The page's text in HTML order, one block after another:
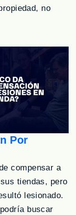
no
Por
compensar a
tiendas, pero
lesionado.
buscar